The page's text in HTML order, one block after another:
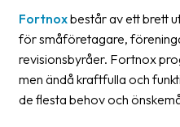
Downloads
Barcode
scanner
Fortnoxbestår av ett brett
för småföretagare,
revisionsbyråer. Fortnox
men ändå kraftfulla och
de flesta behov och